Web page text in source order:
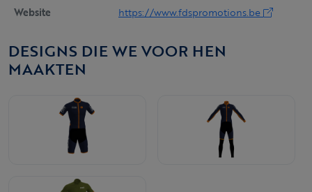
Website
https://www.fdspromotions.be
DESIGNS DIE WE VOOR HEN
MAAKTEN